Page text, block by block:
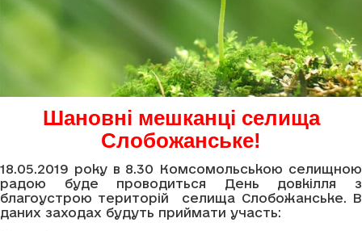
Шановні мешканці селища
Слобожанське!
18.05.2019 року в 8.30 Комсомольською селищною
радою буде проводиться День довкілля з
благоустрою територій селища Слобожанське. В
даних заходах будуть приймати участь: